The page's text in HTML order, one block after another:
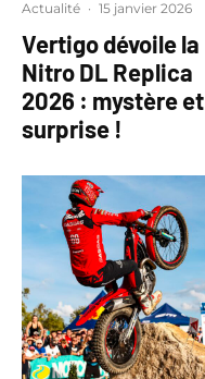
Actualité · 15 janvier 2026
Vertigo dévoile la
Nitro DL Replica
2026 : mystère et
surprise !